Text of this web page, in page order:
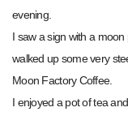
evening.
I saw a sign with a
walked up some very
Moon Factory Coffee.
I enjoyed a pot of tea